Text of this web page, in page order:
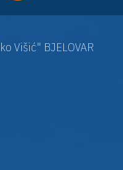
Višić" BJELOVAR